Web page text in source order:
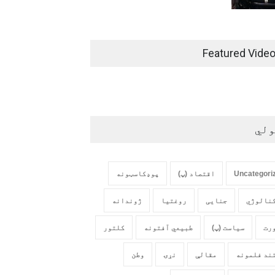
Featured
اقتصاد (پ) پوډکاسټونه
جنایی روغتیا ژوندانه
سیاست (پ) طبیعي آفتونه کلتور
فلمونه مقالې نړۍ وطن